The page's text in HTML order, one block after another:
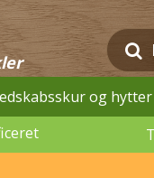
og hytter